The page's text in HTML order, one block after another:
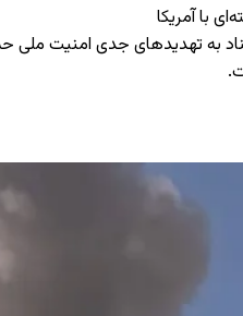
با آمریکا
به تهدیدهای جدی امنیت